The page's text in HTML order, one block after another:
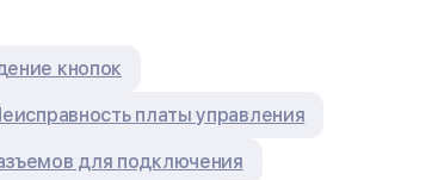
кнопок
платы управления
для подключения